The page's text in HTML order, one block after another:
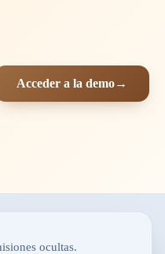
Acceder a la demo→
ocultas.